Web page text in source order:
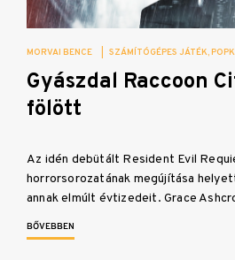
MORVAI BENCE SZÁMÍTÓGÉPES JÁTÉK
Gyászdal Raccoon
fölött
Az idén debütált Resident Evil
horrorsorozatának megújítása
annak elmúlt évtizedeit. Grace
BŐVEBBEN